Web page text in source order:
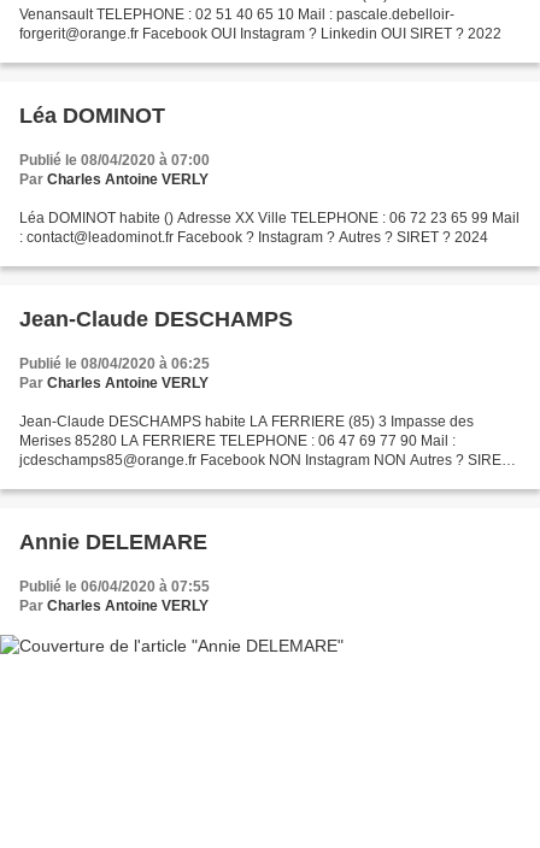
Venansault TELEPHONE : 02 51 40 65 10 Mail : pascale.debelloir-
forgerit@orange.fr Facebook OUI Instagram ? Linkedin OUI SIRET ? 2022
Léa DOMINOT
Publié le 08/04/2020 à 07:00
Par Charles Antoine VERLY
Léa DOMINOT habite () Adresse XX Ville TELEPHONE : 06 72 23 65 99 Mail
: contact@leadominot.fr Facebook ? Instagram ? Autres ? SIRET ? 2024
Jean-Claude DESCHAMPS
Publié le 08/04/2020 à 06:25
Par Charles Antoine VERLY
Jean-Claude DESCHAMPS habite LA FERRIERE (85) 3 Impasse des
Merises 85280 LA FERRIERE TELEPHONE : 06 47 69 77 90 Mail :
jcdeschamps85@orange.fr Facebook NON Instagram NON Autres ? SIRET
Annie DELEMARE
Publié le 06/04/2020 à 07:55
Par Charles Antoine VERLY